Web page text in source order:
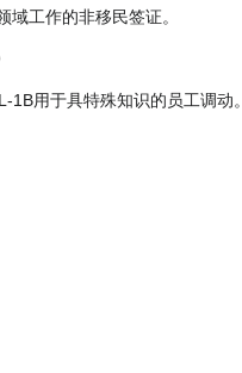
工作的非移民签证。
用于具特殊知识的员工调动。